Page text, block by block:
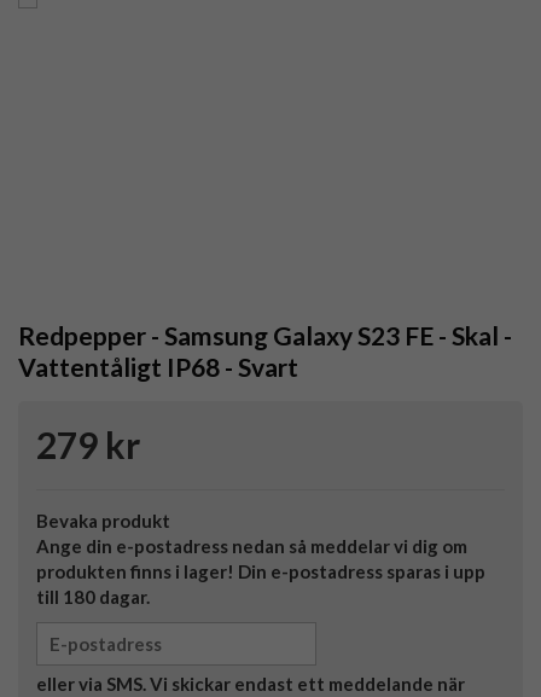
Redpepper - Samsung Galaxy S23 FE - Skal -
Vattentåligt IP68 - Svart
279 kr
Bevaka produkt
Ange din e-postadress nedan så meddelar vi dig om
produkten finns i lager! Din e-postadress sparas i upp
till 180 dagar.
eller via SMS. Vi skickar endast ett meddelande när